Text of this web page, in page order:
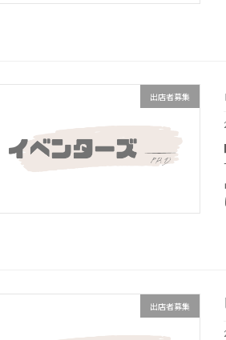
出店者募集
出店者募集